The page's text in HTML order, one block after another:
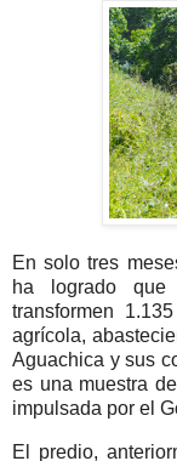
En solo tres
ha logrado que
transformen
agrícola,
Aguachica y sus
es una muestra
impulsada por el
El predio,